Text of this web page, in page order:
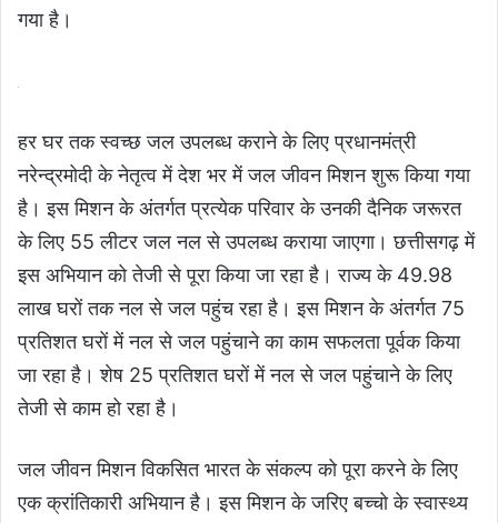
गया है।
हर घर तक स्वच्छ जल उपलब्ध कराने के लिए प्रधानमंत्री
नरेन्द्रमोदी के नेतृत्व में देश भर में जल जीवन मिशन शुरू किया गया
है। इस मिशन के अंतर्गत प्रत्येक परिवार के उनकी दैनिक जरूरत
के लिए 55 लीटर जल नल से उपलब्ध कराया जाएगा। छत्तीसगढ़ में
इस अभियान को तेजी से पूरा किया जा रहा है। राज्य के 49.98
लाख घरों तक नल से जल पहुंच रहा है। इस मिशन के अंतर्गत 75
प्रतिशत घरों में नल से जल पहुंचाने का काम सफलता पूर्वक किया
जा रहा है। शेष 25 प्रतिशत घरों में नल से जल पहुंचाने के लिए
तेजी से काम हो रहा है।
जल जीवन मिशन विकसित भारत के संकल्प को पूरा करने के लिए
एक क्रांतिकारी अभियान है। इस मिशन के जरिए बच्चो के स्वास्थ्य